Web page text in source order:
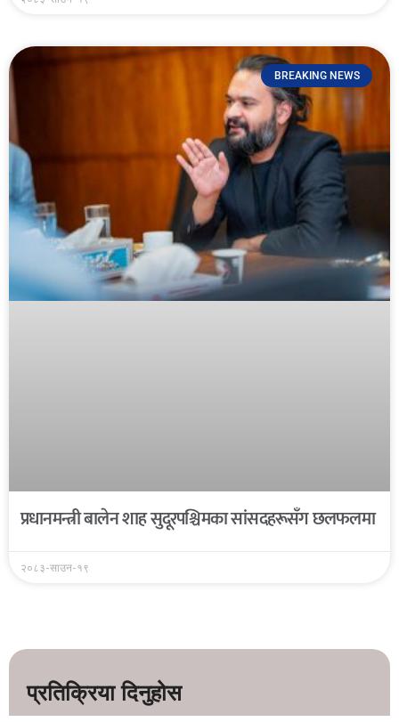
BREAKING NEWS
प्रधानमन्त्री बालेन शाह सुदूरपश्चिमका सांसदहरूसँग छलफलमा
२०८३-साउन-१९